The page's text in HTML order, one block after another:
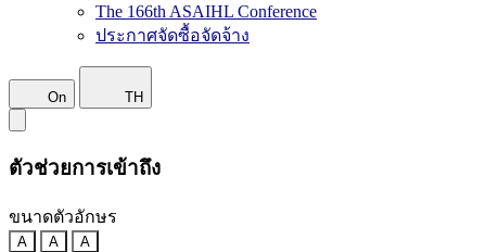
The 166th ASAIHL Conference
ประกาศจัดซื้อจัดจ้าง
On TH
ตัวช่วยการเข้าถึง
ขนาดตัวอักษร
A A A